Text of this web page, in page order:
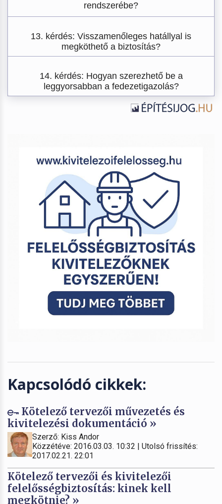
rendszerébe?
13. kérdés: Visszamenőleges hatállyal is
megköthető a biztosítás?
14. kérdés: Hogyan szerezhető be a
leggyorsabban a fedezetigazolás?
Kapcsolódó cikkek:
Kötelező tervezői művezetés és
kivitelezési dokumentáció »
Szerző: Kiss Andor
Közzétéve: 2016.03.03. 10:32 | Utolsó frissítés:
2017.02.21. 22:01
Kötelező tervezői és kivitelezői
felelősségbiztosítás: kinek kell
megkötnie? »